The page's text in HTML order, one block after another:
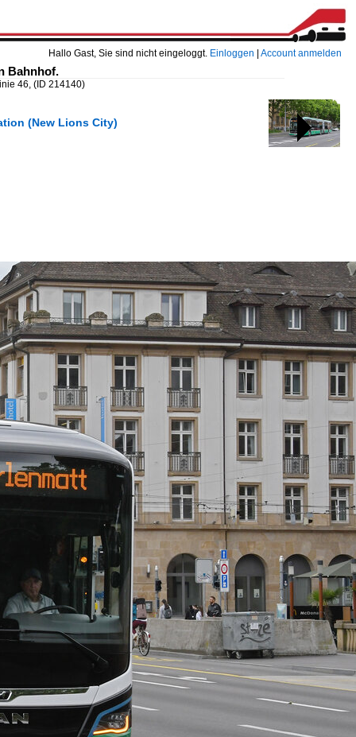
Hallo Gast, Sie sind nicht eingeloggt. Einloggen Account anmelden
Bahnhof.
46, (ID 214140)
(New Lions City)